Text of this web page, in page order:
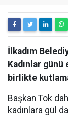
İlkadım
Kadınlar
birlikte
Başkan Tok
kadınlara gül